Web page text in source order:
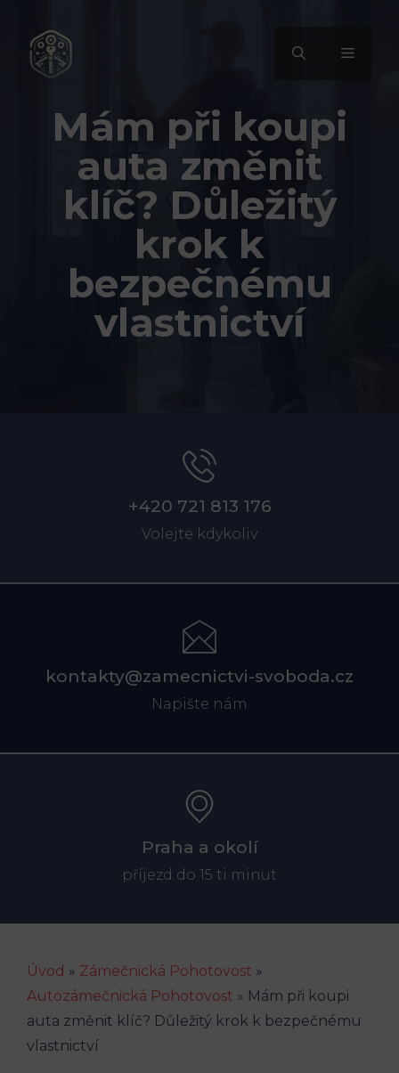
obsah
MENU
Mám při koupi
auta změnit
klíč? Důležitý
krok k
bezpečnému
vlastnictví
+420 721 813 176
Volejte kdykoliv
kontakty@zamecnictvi-svoboda.cz
Napište nám
Praha a okolí
příjezd do 15 ti minut
Úvod » Zámečnická Pohotovost »
Autozámečnická Pohotovost » Mám při koupi
auta změnit klíč? Důležitý krok k bezpečnému
vlastnictví